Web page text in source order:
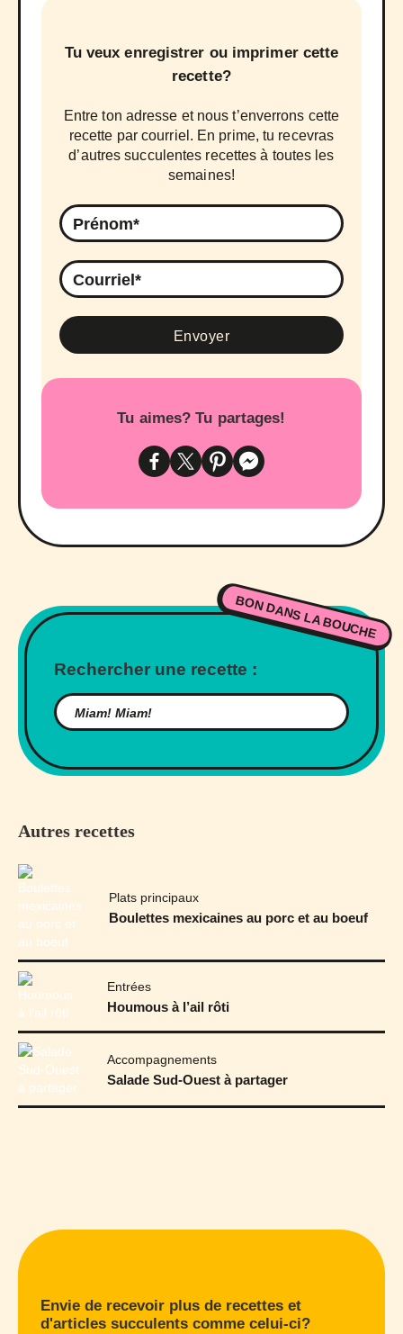
Tu veux enregistrer ou imprimer cette
recette?
Entre ton adresse et nous t’enverrons cette
recette par courriel. En prime, tu recevras
d’autres succulentes recettes à toutes les
semaines!
Tu aimes? Tu partages!
BON DANS LA BOUCHE
Rechercher une recette :
Autres recettes
Plats principaux
Boulettes mexicaines au porc et au boeuf
Entrées
Houmous à l’ail rôti
Accompagnements
Salade Sud-Ouest à partager
Envie de recevoir plus de recettes et
d'articles succulents comme celui-ci?